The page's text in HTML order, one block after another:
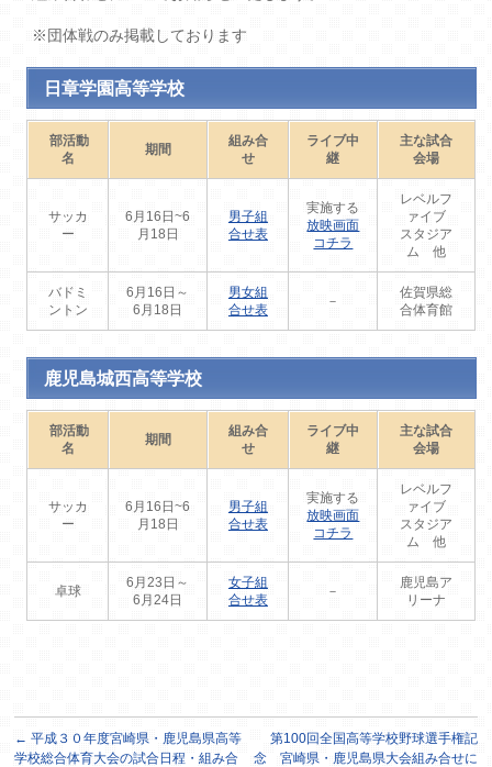
※団体戦のみ掲載しております
日章学園高等学校
部活動
名
期間
組み合
せ
ライブ中
継
主な試合
会場
サッカ
ー
6月16日~6
月18日
男子組
合せ表
実施する
放映画面
コチラ
レベルフ
ァイブ
スタジア
ム 他
バドミ
ントン
6月16日～
6月18日
男女組
合せ表
－
佐賀県総
合体育館
鹿児島城西高等学校
部活動
名
期間
組み合
せ
ライブ中
継
主な試合
会場
サッカ
ー
6月16日~6
月18日
男子組
合せ表
実施する
放映画面
コチラ
レベルフ
ァイブ
スタジア
ム 他
卓球
6月23日～
6月24日
女子組
合せ表
－
鹿児島ア
リーナ
← 平成３０年度宮崎県・鹿児島県高等
学校総合体育大会の試合日程・組み合
第100回全国高等学校野球選手権記
念 宮崎県・鹿児島県大会組み合せに